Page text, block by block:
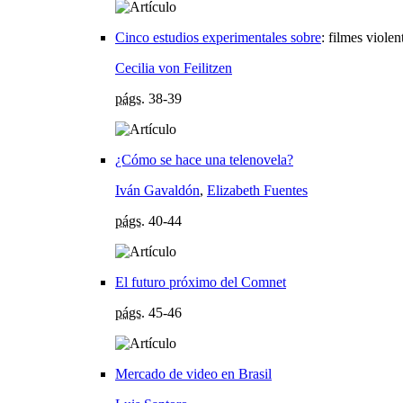
Cinco estudios experimentales sobre: filmes
Cecilia von Feilitzen
págs. 38-39
¿Cómo se hace una telenovela?
Iván Gavaldón, Elizabeth Fuentes
págs. 40-44
El futuro próximo del Comnet
págs. 45-46
Mercado de video en Brasil